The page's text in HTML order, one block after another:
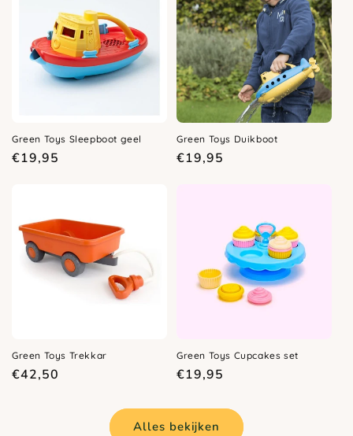
Green Toys Sleepboot geel
Normale
€19,95
Green Toys Duikboot
Normale
€19,95
Green Toys Trekkar
Normale
€42,50
Green Toys Cupcakes set
Normale
€19,95
Alles bekijken